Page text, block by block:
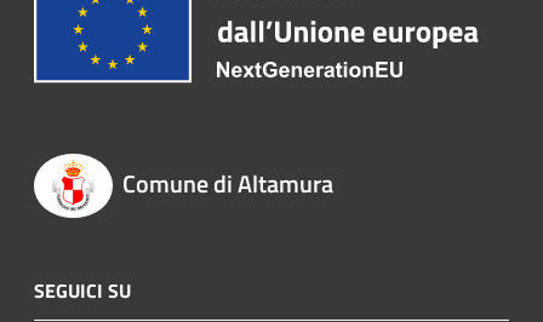
Comune di Altamura
SEGUICI SU